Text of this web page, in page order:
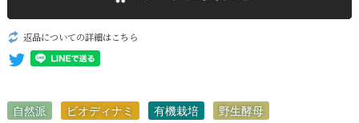
返品についての詳細はこちら
自然派 ビオディナミ 有機栽培
野生酵母